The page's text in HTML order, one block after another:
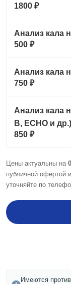
1800 ₽
Анализ кала
500 ₽
Анализ кала
750 ₽
Анализ кала
В, ECHO и
850 ₽
Цены актуальны на
публичной офертой
уточняйте по
Имеются